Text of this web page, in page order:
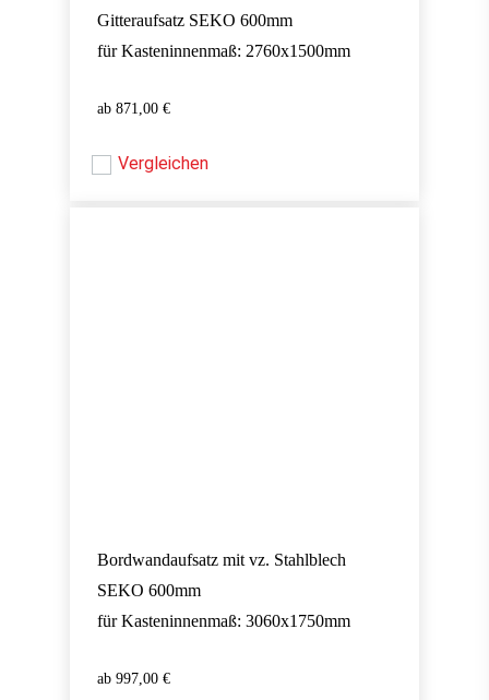
Gitteraufsatz SEKO 600mm
für Kasteninnenmaß: 2760x1500mm
871,00 €
871,00
Vergleichen
Bordwandaufsatz mit vz. Stahlblech
SEKO 600mm
für Kasteninnenmaß: 3060x1750mm
997,00 €
997,00